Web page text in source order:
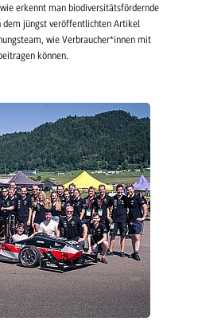
erkennt man biodiversitätsfördernde
dem jüngst veröffentlichten Artikel
wie Verbraucher*innen mit
können.